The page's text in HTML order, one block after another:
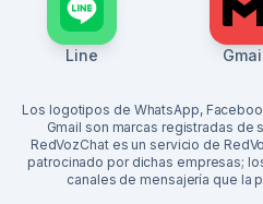
Line
Los logotipos de WhatsApp,
Gmail son marcas registradas
RedVozChat es un servicio de
patrocinado por dichas empresas;
canales de mensajería que la